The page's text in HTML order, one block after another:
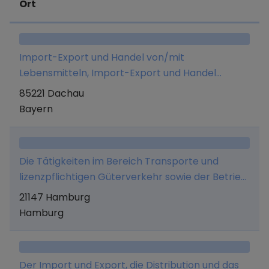
Ort
Import-Export und Handel von/mit
Lebensmitteln, Import-Export und Handel
von/mit elektronischen Geräten und
Elektrogeräten und Import-Export und Handel
Telefonie.
85221 Dachau
Bayern
Die Tätigkeiten im Bereich Transporte und
lizenzpflichtigen Güterverkehr sowie der Betrieb
von Tattoostudios und die Vornahme von
Tätowierungen und alle damit
von Merchandise Artikeln, der Verkauf von
Tattoozubehör und Pflegeprodukten, das
21147 Hamburg
Hamburg
Der Import und Export, die Distribution und das